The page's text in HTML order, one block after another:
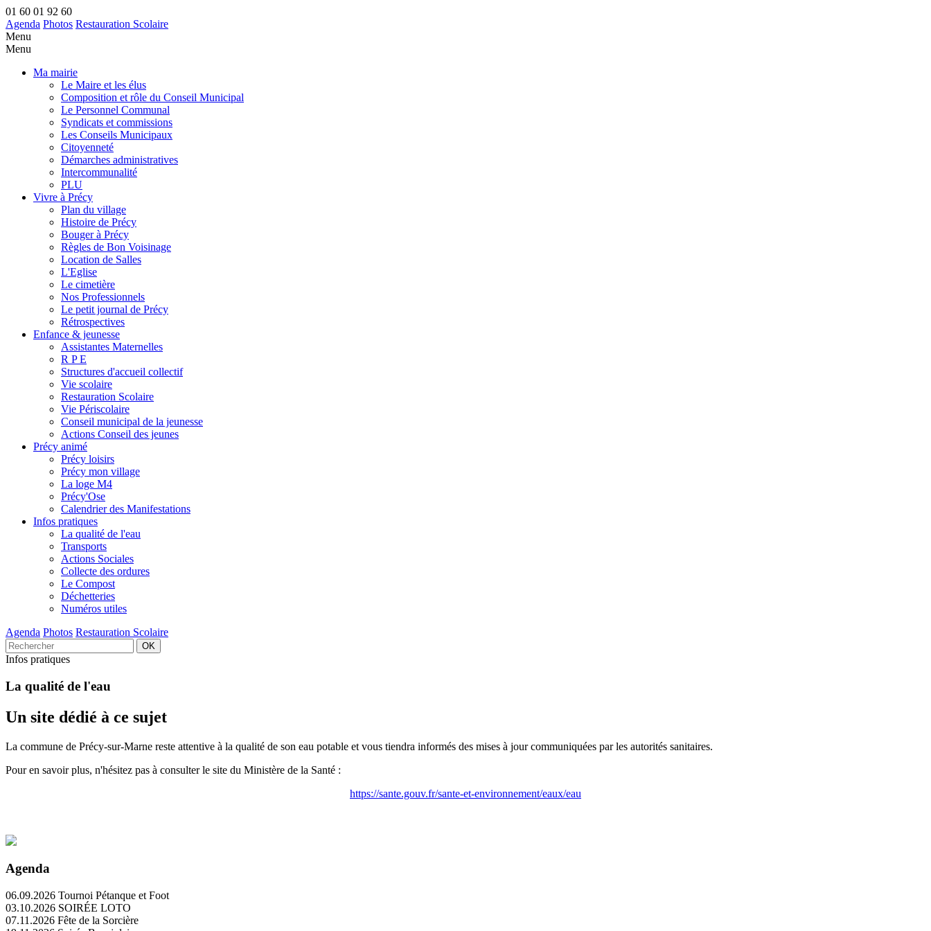
01 60 01 92 60
Agenda Photos Restauration Scolaire
Menu
Menu
Ma mairie
Le Maire et les élus
Composition et rôle du Conseil Municipal
Le Personnel Communal
Syndicats et commissions
Les Conseils Municipaux
Citoyenneté
Démarches administratives
Intercommunalité
PLU
Vivre à Précy
Plan du village
Histoire de Précy
Bouger à Précy
Règles de Bon Voisinage
Location de Salles
L'Eglise
Le cimetière
Nos Professionnels
Le petit journal de Précy
Rétrospectives
Enfance & jeunesse
Assistantes Maternelles
R P E
Structures d'accueil collectif
Vie scolaire
Restauration Scolaire
Vie Périscolaire
Conseil municipal de la jeunesse
Actions Conseil des jeunes
Précy animé
Précy loisirs
Précy mon village
La loge M4
Précy'Ose
Calendrier des Manifestations
Infos pratiques
La qualité de l'eau
Transports
Actions Sociales
Collecte des ordures
Le Compost
Déchetteries
Numéros utiles
Agenda Photos Restauration Scolaire
Infos pratiques
La qualité de l'eau
Un site dédié à ce sujet
La commune de Précy-sur-Marne reste attentive à la qualité de son eau potable et vous tiendra informés des mises à jour communiquées par les autorités sanitaires.
Pour en savoir plus, n'hésitez pas à consulter le site du Ministère de la Santé :
https://sante.gouv.fr/sante-et-environnement/eaux/eau
Agenda
06.09.2026 Tournoi Pétanque et Foot
03.10.2026 SOIRÉE LOTO
07.11.2026 Fête de la Sorcière